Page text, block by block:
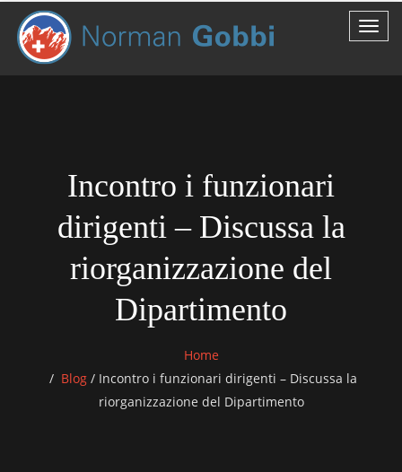
Incontro i funzionari
dirigenti – Discussa la
riorganizzazione del
Dipartimento
Home
Blog / Incontro i funzionari dirigenti – Discussa la
riorganizzazione del Dipartimento